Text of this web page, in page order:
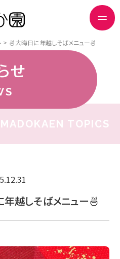
🍜大晦日に年越しそばメニュー🍜
せ
MADOKAEN TOPICS
越しそばメニュー🍜